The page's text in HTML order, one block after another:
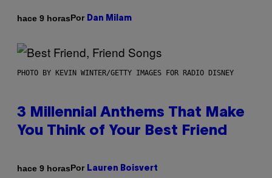
hace 9 horasPor Dan Milam
PHOTO BY KEVIN WINTER/GETTY IMAGES FOR RADIO DISNEY
3 Millennial Anthems That Make
You Think of Your Best Friend
hace 9 horasPor Lauren Boisvert